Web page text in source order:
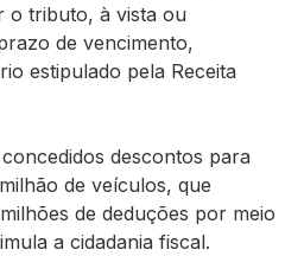
o tributo, à vista ou
de vencimento,
estipulado pela Receita
descontos para
de veículos, que
de deduções por meio
a cidadania fiscal.